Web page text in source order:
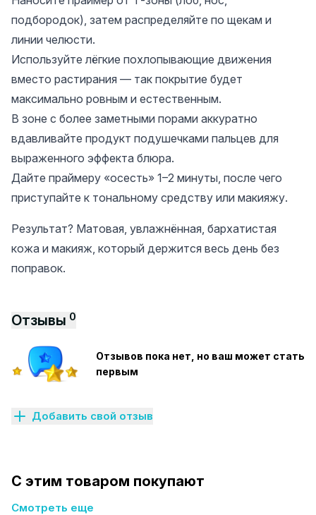
подбородок), затем распределяйте по щекам и
линии челюсти.
Используйте лёгкие похлопывающие движения
вместо растирания — так покрытие будет
максимально ровным и естественным.
В зоне с более заметными порами аккуратно
вдавливайте продукт подушечками пальцев для
выраженного эффекта блюра.
Дайте праймеру «осесть» 1–2 минуты, после чего
приступайте к тональному средству или макияжу.
Результат? Матовая, увлажнённая, бархатистая
кожа и макияж, который держится весь день без
поправок.
Отзывы 0
Отзывов пока нет, но ваш может стать
первым
Добавить свой отзыв
С этим товаром покупают
Смотреть еще